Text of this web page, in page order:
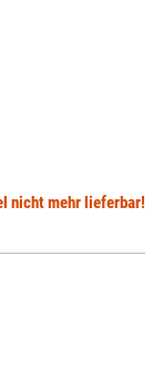
nicht mehr lieferbar!